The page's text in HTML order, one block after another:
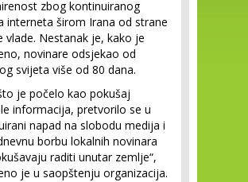
zbog kontinuiranog
interneta širom Irana od strane
vlade. Nestanak je, kako je
novinare odsjekao od
svijeta više od 80 dana.
je počelo kao pokušaj
informacija, pretvorilo se u
napad na slobodu medija i
borbu lokalnih novinara
raditi unutar zemlje“,
je u saopštenju organizacija.